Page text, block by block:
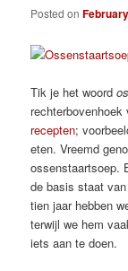
Posted on
Tik je het woord
recepten;
eten. Vreemd
ossenstaartsoep.
de basis staat
tien jaar hebben
terwijl we hem
iets aan te doen.